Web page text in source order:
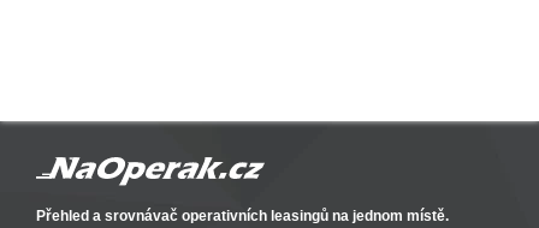
Přehled a srovnávač operativních leasingů na jednom místě.